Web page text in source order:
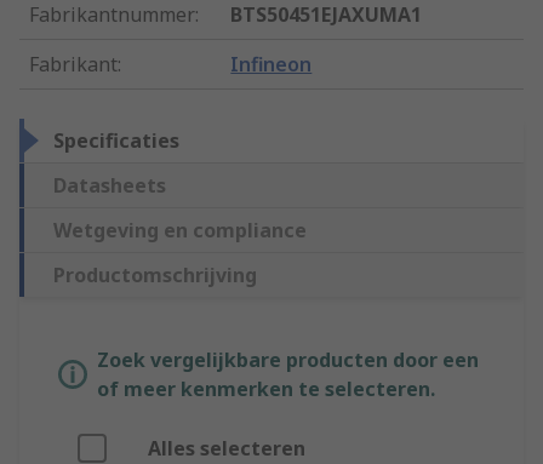
Fabrikantnummer:
BTS50451EJAXUMA1
Fabrikant: Infineon
Specificaties
Datasheets
Wetgeving en compliance
Productomschrijving
Zoek vergelijkbare producten door een
of meer kenmerken te selecteren.
Alles selecteren